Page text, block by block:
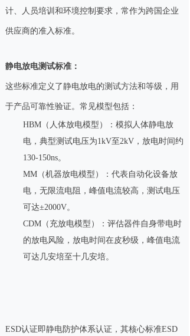
计、人员培训和环境控制要求，常作为跨国企业
供应商的准入标准。‌
‌静电放电测试标准‌：
这些标准定义了静电放电的测试方法和等级，用
于产品可靠性验证。常见模型包括：
‌HBM（人体放电模型）‌：模拟人体静电放
电，典型测试电压为1kV至2kV，放电时间约
130-150ns。‌
‌MM（机器放电模型）‌：代表自动化设备放
电，无限流电阻，峰值电流较高，测试电压
可达±2000V。‌
‌CDM（充放电模型）‌：评估器件自身带电时
的放电风险，放电时间在皮秒级，峰值电流
可达几安培至十几安培。‌
ESD认证即静电防护体系认证，其核心标准ESD